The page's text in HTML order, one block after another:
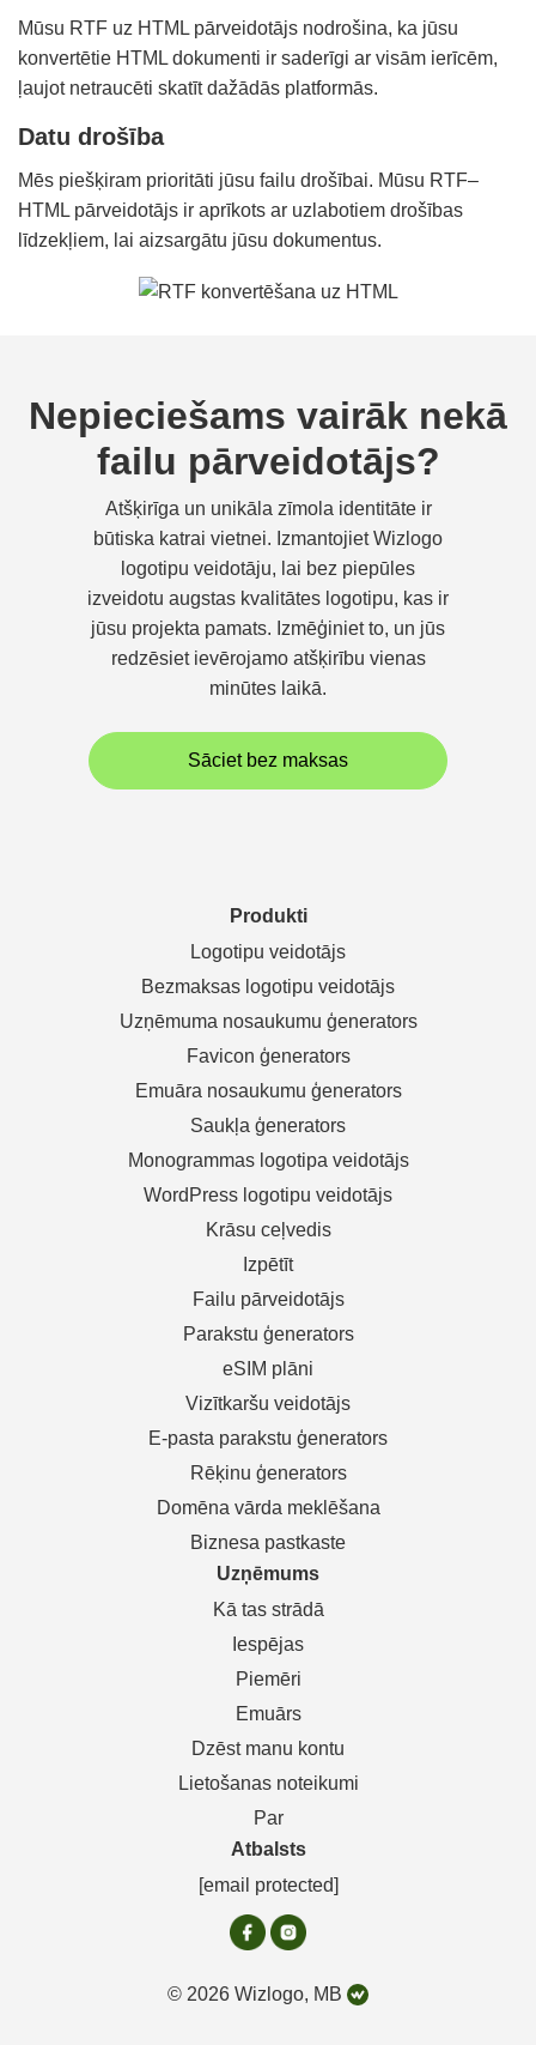
Mūsu RTF uz HTML pārveidotājs nodrošina, ka jūsu
konvertētie HTML dokumenti ir saderīgi ar visām ierīcēm,
ļaujot netraucēti skatīt dažādās platformās.
Datu drošība
Mēs piešķiram prioritāti jūsu failu drošībai. Mūsu RTF–
HTML pārveidotājs ir aprīkots ar uzlabotiem drošības
līdzekļiem, lai aizsargātu jūsu dokumentus.
Nepieciešams vairāk nekā
failu pārveidotājs?
Atšķirīga un unikāla zīmola identitāte ir
būtiska katrai vietnei. Izmantojiet Wizlogo
logotipu veidotāju, lai bez piepūles
izveidotu augstas kvalitātes logotipu, kas ir
jūsu projekta pamats. Izmēģiniet to, un jūs
redzēsiet ievērojamo atšķirību vienas
minūtes laikā.
Sāciet bez maksas
Produkti
Logotipu veidotājs
Bezmaksas logotipu veidotājs
Uzņēmuma nosaukumu ģenerators
Favicon ģenerators
Emuāra nosaukumu ģenerators
Saukļa ģenerators
Monogrammas logotipa veidotājs
WordPress logotipu veidotājs
Krāsu ceļvedis
Izpētīt
Failu pārveidotājs
Parakstu ģenerators
eSIM plāni
Vizītkaršu veidotājs
E-pasta parakstu ģenerators
Rēķinu ģenerators
Domēna vārda meklēšana
Biznesa pastkaste
Uzņēmums
Kā tas strādā
Iespējas
Piemēri
Emuārs
Dzēst manu kontu
Lietošanas noteikumi
Par
Atbalsts
[email protected]
© 2026 Wizlogo, MB